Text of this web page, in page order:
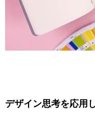
デザイン思考を応用